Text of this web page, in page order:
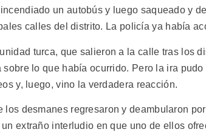
un autobús y luego saqueado y
calles del distrito. La policía ya había
turca, que salieron a la calle tras los
sobre lo que había ocurrido. Pero la ira
y, luego, vino la verdadera reacción.
los desmanes regresaron y deambularon
extraño interludio en que uno de ellos